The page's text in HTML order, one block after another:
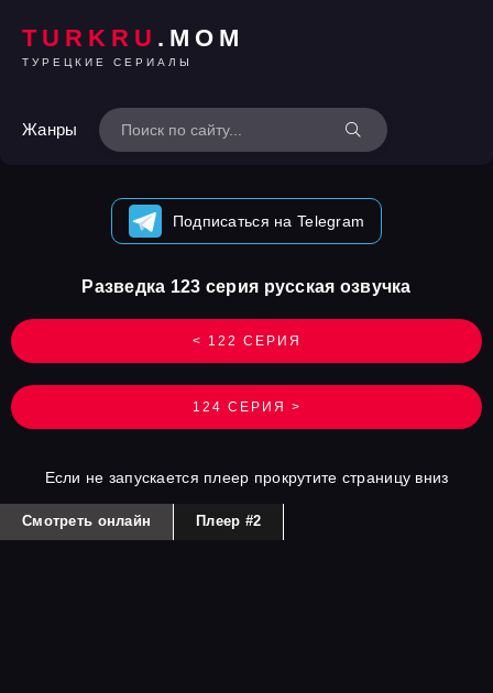
TURKRU .MOM
ТУРЕЦКИЕ СЕРИАЛЫ
Жанры
Подписаться на Telegram
< 122 СЕРИЯ
Разведка 123 серия русская озвучка
124 СЕРИЯ >
Если не запускается плеер прокрутите страницу вниз
Смотреть онлайн Плеер #2